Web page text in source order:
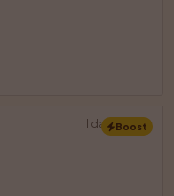
Boost
I dag 15:35